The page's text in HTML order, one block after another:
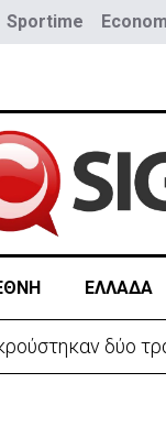
Sportime
ΕΛΛΑΔΑ
δύο